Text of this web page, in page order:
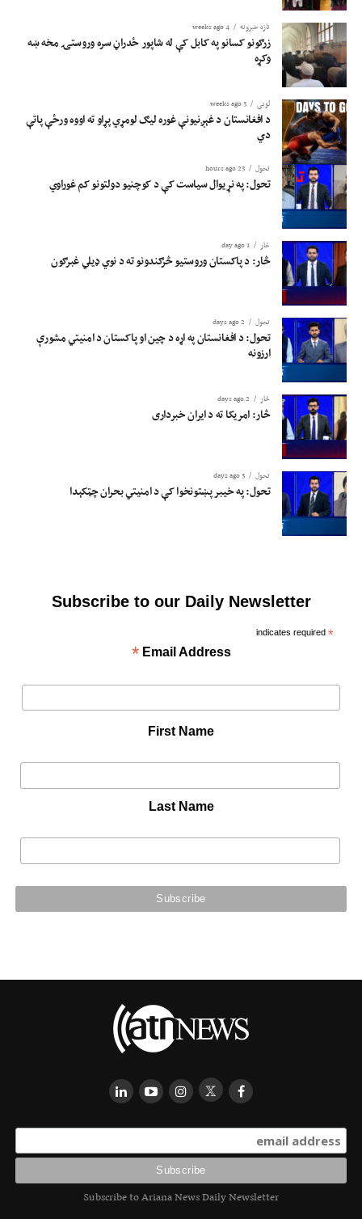
تازه خبرونه 4 weeks ago
زرګونو کسانو په کابل کې له شاپور ځدراڼ سره وروستۍ مخه ښه
وکړه
لوبی 3 weeks ago
د افغانستان د غېږنیونې غوره لیګ لومړي پړاو ته اووه ورځې پاتې
دي
تحول 23 hours ago
تحول: په نړیوال سیاست کې د کوچنیو دولتونو کم غوراوي
څار 1 day ago
څار: د پاکستان وروستیو څرګندونو ته د نوي ډیلي غبرګون
تحول 2 days ago
تحول: د افغانستان په اړه د چین او پاکستان د امنیتي مشورې
ارزونه
څار 2 days ago
څار: امریکا ته د ایران خبرداری
تحول 3 days ago
تحول: په خیبر پښتونخوا کې د امنیتي بحران چټکېدا
Subscribe to our Daily Newsletter
*
indicates required
Email Address
*
First Name
Last Name
Subscribe to Ariana News Daily Newsletter